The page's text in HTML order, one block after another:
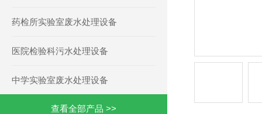
药检所实验室废水处理设备
医院检验科污水处理设备
中学实验室废水处理设备
查看全部产品 >>